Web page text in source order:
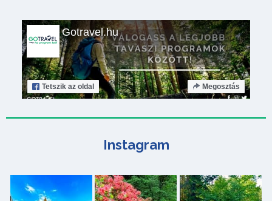
Gotravel.hu
Tetszik az oldal Megosztás
Instagram